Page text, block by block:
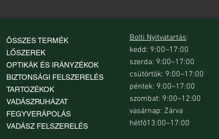
ÖSSZES TERMÉK
LŐSZEREK
OPTIKÁK ÉS IRÁNYZÉKOK
BIZTONSÁGI FELSZERELÉS
TARTOZÉKOK
VADÁSZRUHÁZAT
FEGYVERÁPOLÁS
VADÁSZ FELSZERELÉS
Bolti Nyitvatartás:
kedd: 9:00–17:00
szerda: 9:00–17:00
csütörtök: 9:00–17:00
péntek: 9:00–17:00
szombat: 9:00–12:00
vasárnap: Zárva
hétfő13:00–17:00